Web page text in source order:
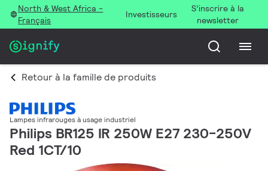
North & West Africa -
Français
Investisseurs
S’inscrire à la
newsletter
Retour à la famille de produits
Lampes infrarouges à usage industriel
Philips BR125 IR 250W E27 230-250V
Red 1CT/10